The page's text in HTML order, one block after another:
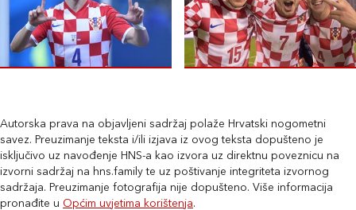
Autorska prava na objavljeni sadržaj polaže Hrvatski nogometni
savez. Preuzimanje teksta i/ili izjava iz ovog teksta dopušteno je
isključivo uz navođenje HNS-a kao izvora uz direktnu poveznicu na
izvorni sadržaj na hns.family te uz poštivanje integriteta izvornog
sadržaja. Preuzimanje fotografija nije dopušteno. Više informacija
pronađite u Općim uvjetima korištenja.